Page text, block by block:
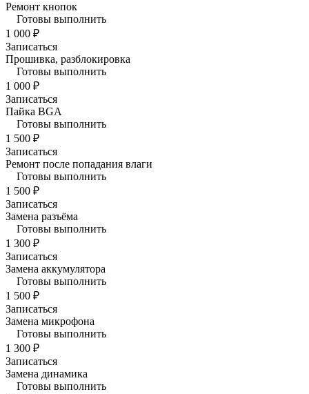
Ремонт кнопок
Готовы выполнить
1 000 ₽
Записаться
Прошивка, разблокировка
Готовы выполнить
1 000 ₽
Записаться
Пайка BGA
Готовы выполнить
1 500 ₽
Записаться
Ремонт после попадания влаги
Готовы выполнить
1 500 ₽
Записаться
Замена разъёма
Готовы выполнить
1 300 ₽
Записаться
Замена аккумулятора
Готовы выполнить
1 500 ₽
Записаться
Замена микрофона
Готовы выполнить
1 300 ₽
Записаться
Замена динамика
Готовы выполнить